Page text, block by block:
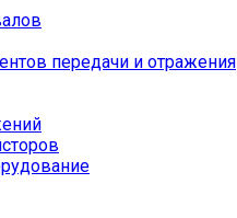
передачи и отражения